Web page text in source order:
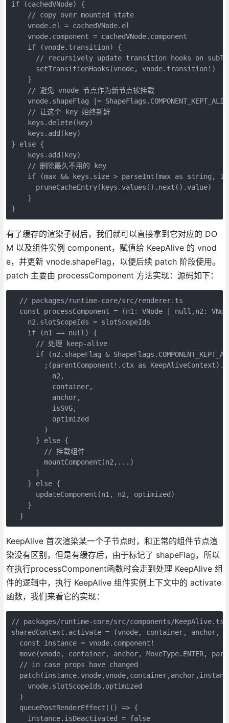
if (cachedVNode) {
    // copy over mounted state
    vnode.el = cachedVNode.el
    vnode.component = cachedVNode.component
    if (vnode.transition) {
// recursively update transition hooks on
      setTransitionHooks(vnode, vnode.transition!)
    }
    // 避免 vnode 节点作为新节点被挂载
vnode.shapeFlag |=
    // 让这个 key 始终新鲜
    keys.delete(key)
    keys.add(key)
} else {
    keys.add(key)
    // 删除最久不用的 key
if (max && keys.size > parseInt(max as string,
      pruneCacheEntry(keys.values().next().value)
    }
有了缓存的渲染子树后，我们就可以直接拿到它对应的 DO
M 以及组件实例 component，赋值给 KeepAlive 的 vnod
e，并更新 vnode.shapeFlag，以便后续 patch 阶段使用。
patch 主要由 processComponent 方法实现：源码如下：
  // packages/runtime-core/src/renderer.ts
const processComponent = (n1: VNode | null,n2:
    n2.slotScopeIds = slotScopeIds
    if (n1 == null) {
      // 处理 keep-alive
if (n2.shapeFlag &
;(parentComponent!.ctx as
          n2,
          container,
          anchor,
          isSVG,
          optimized
        )
      } else {
        // 挂载组件
        mountComponent(n2,...)
      }
    } else {
      updateComponent(n1, n2, optimized)
    }
KeepAlive 首次渲染某一个子节点时，和正常的组件节点渲
染没有区别，但是有缓存后，由于标记了 shapeFlag，所以
在执行processComponent函数时会走到处理 KeepAlive 组
件的逻辑中，执行 KeepAlive 组件实例上下文中的 activate
函数，我们来看它的实现：
// packages/runtime-core/src/components/KeepAlive.ts
sharedContext.activate = (vnode, container, anchor,
  const instance = vnode.component!
move(vnode, container, anchor, MoveType.ENTER,
  // in case props have changed
    vnode.slotScopeIds,optimized
  )
  queuePostRenderEffect(() => {
    instance.isDeactivated = false